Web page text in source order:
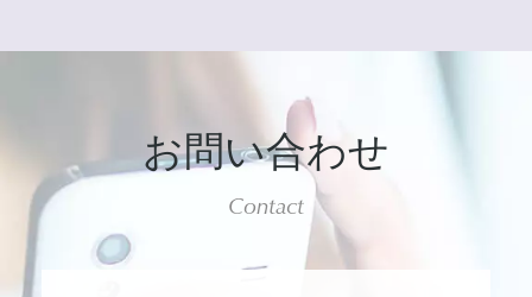
お問い合わせ
Contact